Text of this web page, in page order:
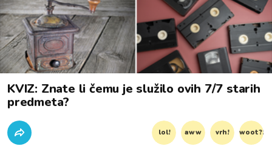
KVIZ: Znate li čemu je služilo ovih 7/7 starih
predmeta?
lol! aww vrh! woot?!